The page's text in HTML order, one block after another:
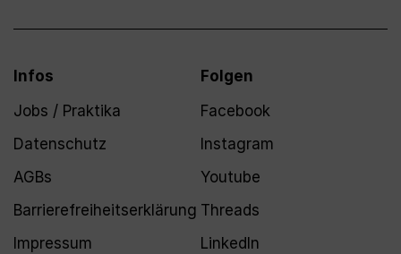
Infos
Jobs / Praktika
Datenschutz
AGBs
Barrierefreiheitserklärung
Impressum
Folgen
Facebook
Instagram
Youtube
Threads
LinkedIn